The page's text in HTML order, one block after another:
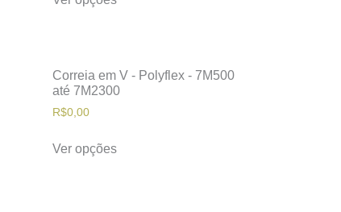
Correia em V - Polyflex - 7M500
até 7M2300
R$0,00
Ver opções